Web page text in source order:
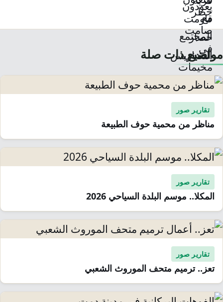
مواضيع ذات صلة
تقارير صور
مناظر من محمية حوف الطبيعة
تقارير صور
المكلا.. موسم البلدة السياحي 2026
تقارير صور
تعز.. ترميم متحف الموروث الشعبي